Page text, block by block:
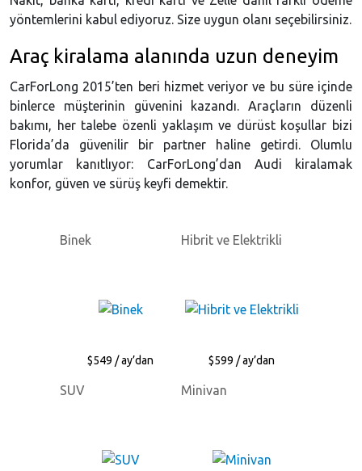
yöntemlerini kabul ediyoruz. Size uygun olanı seçebilirsiniz.
Araç kiralama alanında uzun deneyim
CarForLong 2015’ten beri hizmet veriyor ve bu süre içinde
binlerce müşterinin güvenini kazandı. Araçların düzenli
bakımı, her talebe özenli yaklaşım ve dürüst koşullar bizi
Florida’da güvenilir bir partner haline getirdi. Olumlu
yorumlar kanıtlıyor: CarForLong’dan Audi kiralamak
konfor, güven ve sürüş keyfi demektir.
Binek
$549 / ay’dan
Hibrit ve Elektrikli
$599 / ay’dan
SUV Minivan